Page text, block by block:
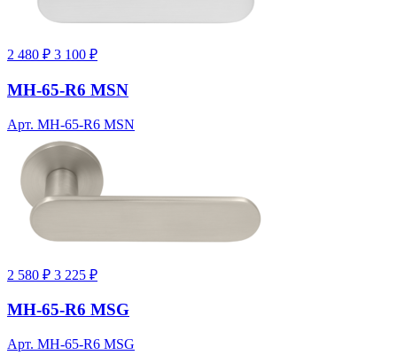
2 480 ₽ 3 100 ₽
MH-65-R6 MSN
Арт. MH-65-R6 MSN
2 580 ₽ 3 225 ₽
MH-65-R6 MSG
Арт. MH-65-R6 MSG